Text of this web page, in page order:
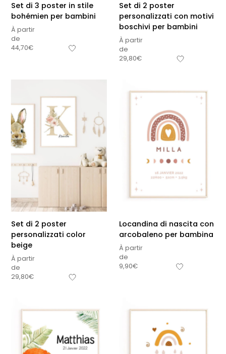
Set di 3 poster in stile
bohémien per bambini
À partir
de
44,70€
Set di 2 poster
personalizzati con motivi
boschivi per bambini
À partir
de
29,80€
Set di 2 poster
personalizzati color
beige
À partir
de
29,80€
Locandina di nascita con
arcobaleno per bambina
À partir
de
9,90€